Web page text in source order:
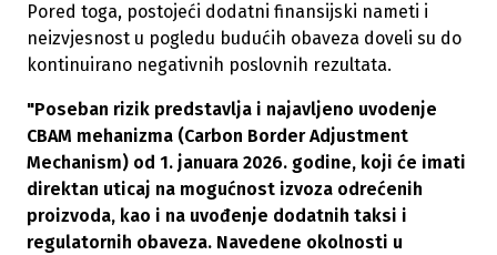
Pored toga, postojeći dodatni finansijski nameti i
neizvjesnost u pogledu budućih obaveza doveli su do
kontinuirano negativnih poslovnih rezultata.
"Poseban rizik predstavlja i najavljeno uvodenje
CBAM mehanizma (Carbon Border Adjustment
Mechanism) od 1. januara 2026. godine, koji će imati
direktan uticaj na mogućnost izvoza odrećenih
proizvoda, kao i na uvođenje dodatnih taksi i
regulatornih obaveza. Navedene okolnosti u